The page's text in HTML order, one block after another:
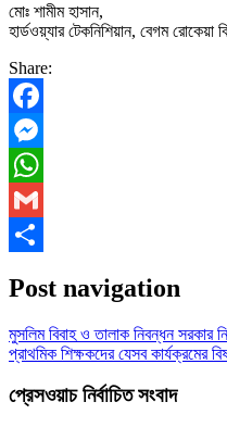
মোঃ শামীম হাসান,
হার্ডওয়্যার টেকনিশিয়ান, বেগম রোকেয়া
Share:
Facebook
Messenger
WhatsApp
Gmail
Post navigation
মুসলিম বিবাহ ও তালাক নিবন্ধন সরকার
প্রাথমিক শিক্ষকদের যেসব কার্যক্রমের
প্রেসওয়াচ নির্বাচিত সংবাদ